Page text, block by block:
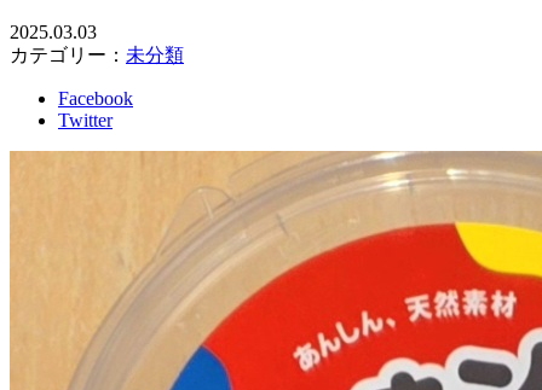
2025.03.03
カテゴリー： 未分類
Facebook
Twitter